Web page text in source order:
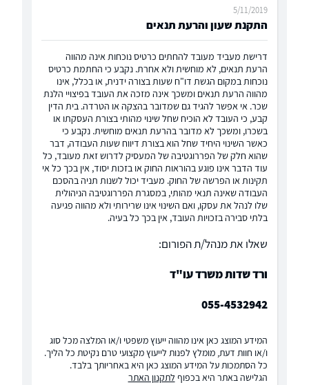
התקנת שעון והרעת תנאים
5/11/2019
דרישת מעביד מעובד להחתים כרטיס נוכחות אינה מהווה
הרעת תנאים, לא מוחשית ולא אחרת. נקבע כי החתמת כרטיס
נוכחות במקום הגשת דו"ח שעות בצורה ידנית, או בכלל, אינו
מהווה הרעת תנאים ומשכך אינה מזכה את העובד בפיצויי הלנת
שכר. אי אפשר להגיד גם שמדובר בהצקה או הטרדה. בית הדין
קבע, כי העובד לא הוכיח שחל שינוי מהותי בצורת העסקתו או
בשכרו, ומשכך לא מדובר בהרעת תנאים מוחשית. נקבע כי
כאשר השינוי היחיד שחל הוא בצורת דיווח שעות העבודה, דבר
שהוא חלק של הפררוגטיבה של המעסיק לדרוש זאת מעובד, כל
עוד הדבר אינו פוגע בהוראות החוק או בזכות יסוד, אין בכך כל אי
תקינות או הפרשה של החוק. מעביד יכול לשנות תניה בהסכם
העבודה שאינה תנאי מהותי, במסגרת הפררוגטיבה הניהולית
שלו לנהל את עסקו, ואם השינוי אינו שרירותי ולא מהווה פגיעה
בלתי סבירה בזכויות העובד, אין בכך כל בעיה.
שאלו את מנהל/ת הפורום:
ורד שדות משרד עו"ד
055-4532942
המידע המוצג כאן אינו מהווה ייעוץ משפטי ו/או המלצה מכל סוג
ו/או חוות דעת, מומלץ לפנות לייעוץ מקצועי טרם נקיטת כל הליך.
כל הסתמכות על המידע המוצג כאן היא באחריותך בלבד.
הגלישה באתר היא בכפוף לתקנון האתר